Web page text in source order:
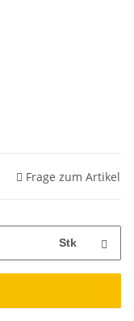
Frage zum Artikel
Stk